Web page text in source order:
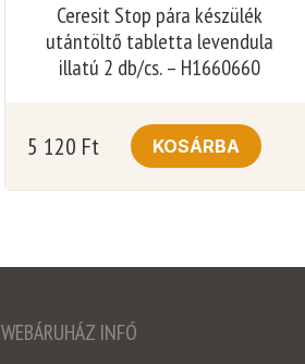
Ceresit Stop pára készülék
utántöltő tabletta levendula
illatú 2 db/cs. – H1660660
5 120 Ft KOSÁRBA
WEBÁRUHÁZ INFÓ